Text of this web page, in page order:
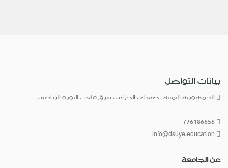
بيانات التواصل
الجمهورية اليمنية ، صنعاء ، الجراف ، شرق ملعب الثورة الرياضي
عن الجامعة